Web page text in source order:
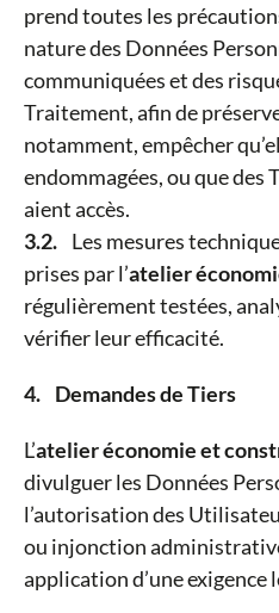
prend toutes les
nature des Données
communiquées et des
Traitement, afin de
notamment, empêcher
endommagées, ou que des
aient accès.
3.2.Les mesures
prises par l’atelier
régulièrement testées,
vérifier leur efficacité.
4. Demandes de Tiers
L’atelier économie et
divulguer les Données
l’autorisation des
ou injonction
application d’une exigence